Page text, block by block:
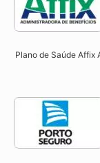
Plano de Saúde Affix